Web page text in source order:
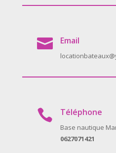
 Email
 Téléphone
Base nautique
0627071421